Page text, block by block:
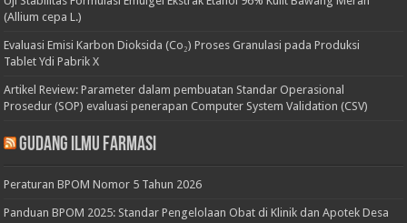
(Allium cepa L.)
Evaluasi Emisi Karbon Dioksida (Co₂) Proses Granulasi pada Produksi
Tablet Ydi Pabrik X
Artikel Review: Parameter dalam pembuatan Standar Operasional
Prosedur (SOP) evaluasi penerapan Computer System Validation (CSV)
Gudang Ilmu Farmasi
Peraturan BPOM Nomor 5 Tahun 2026
Panduan BPOM 2025: Standar Pengelolaan Obat di Klinik dan Apotek Desa